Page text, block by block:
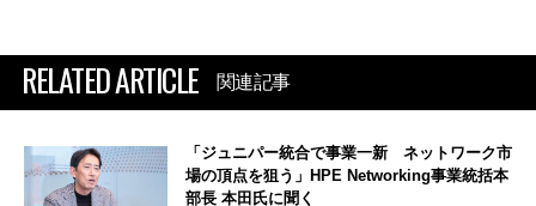
RELATED ARTICLE 関連記事
「ジュニパー統合で事業一新 ネットワーク市
場の頂点を狙う」HPE Networking事業統括本
部長 本田氏に聞く